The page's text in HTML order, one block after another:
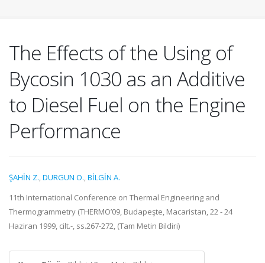
The Effects of the Using of
Bycosin 1030 as an Additive
to Diesel Fuel on the Engine
Performance
ŞAHİN Z.,DURGUN O.,BİLGİN A.
11th International Conference on Thermal Engineering and
Thermogrammetry (THERMO’09, Budapeşte, Macaristan, 22 - 24
Haziran 1999, cilt.-, ss.267-272, (Tam Metin Bildiri)